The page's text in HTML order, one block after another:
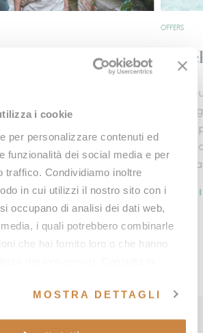
i cookie
per personalizzare contenuti ed
funzionalità dei social media e per
traffico. Condividiamo inoltre
in cui utilizzi il nostro sito con i
occupano di analisi dei dati web,
i quali potrebbero combinarle
che hai fornito loro o che hanno
MOSTRA DETTAGLI
tra paesaggi incantati, fresche
A
IL TUO